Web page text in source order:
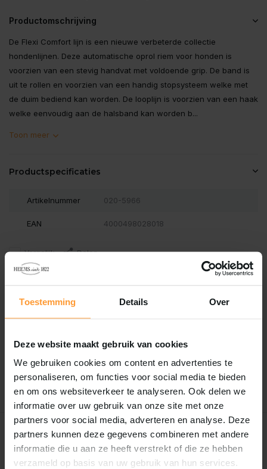
Toestemming Details Over
Deze website maakt gebruik van cookies
We gebruiken cookies om content en advertenties te
personaliseren, om functies voor social media te bieden
en om ons websiteverkeer te analyseren. Ook delen we
informatie over uw gebruik van onze site met onze
partners voor social media, adverteren en analyse. Deze
partners kunnen deze gegevens combineren met andere
informatie die u aan ze heeft verstrekt of die ze hebben
verzameld op basis van uw gebruik van hun services.
Productomschrijving
De Flexi Comfort lijn is een nieuwe verbeterde collectie
hondenlijnen. Deze automatische oprol riem voor honden is
voorzien van een stevig handvat met voldoende grip. De band is
uit te rollen en voorzien van een handig stopsysteem welke met
de duim bediend kan worden. De looplijn is voorzien van een haak
welke eenvoudig aan de halsband kan worden b...
Toon meer
Productspecificaties
Artikelnummer 020-5966
EAN 4000498028018
Vergelijk Delen
Reviews
Er zijn nog geen reviews geschreven over dit product..
Schrijf je eigen review
Recent bekeken